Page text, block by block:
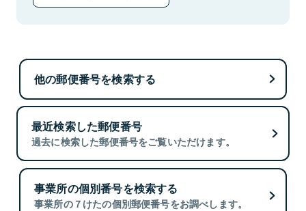
他の郵便番号を検索する
最近検索した郵便番号
過去に検索した郵便番号をご覧いただけます。
事業所の個別番号を検索する
事業所の７けたの個別郵便番号をお調べします。